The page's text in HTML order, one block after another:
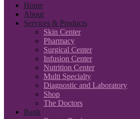
Home
About
Services & Products
Skin Center
Pharmacy
Surgical Center
Infusion Center
Nutrition Center
Multi Specialty
Diagnostic and Laboratory
Shop
The Doctors
Bank